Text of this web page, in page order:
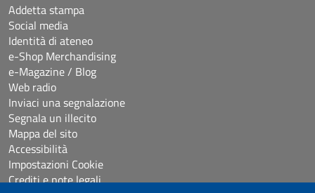
Addetta stampa
Social media
Identità di ateneo
e-Shop Merchandising
e-Magazine / Blog
Web radio
Inviaci una segnalazione
Segnala un illecito
Mappa del sito
Accessibilità
Impostazioni Cookie
Crediti e note legali